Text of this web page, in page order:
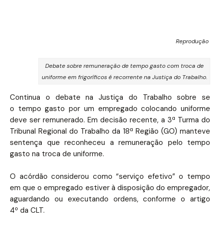
Reprodução
Debate sobre remuneração de tempo gasto com troca de
uniforme em frigoríficos é recorrente na Justiça do Trabalho.
Continua o debate na Justiça do Trabalho sobre se
o tempo gasto por um empregado colocando uniforme
deve ser remunerado. Em decisão recente, a 3ª Turma do
Tribunal Regional do Trabalho da 18ª Região (GO) manteve
sentença que reconheceu a remuneração pelo tempo
gasto na troca de uniforme.
O acórdão considerou como “serviço efetivo” o tempo
em que o empregado estiver à disposição do empregador,
aguardando ou executando ordens, conforme o artigo
4º da CLT.